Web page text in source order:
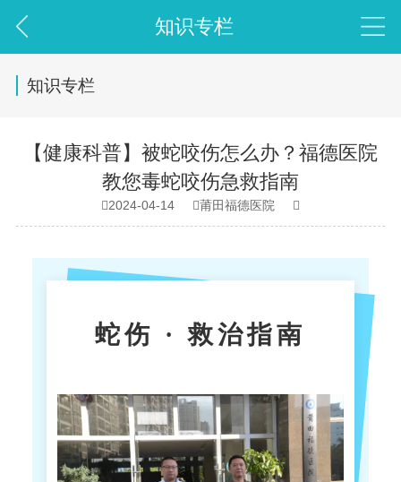
知识专栏
知识专栏
【健康科普】被蛇咬伤怎么办？福德医院
教您毒蛇咬伤急救指南
2024-04-14 莆田福德医院 
蛇伤 · 救治指南